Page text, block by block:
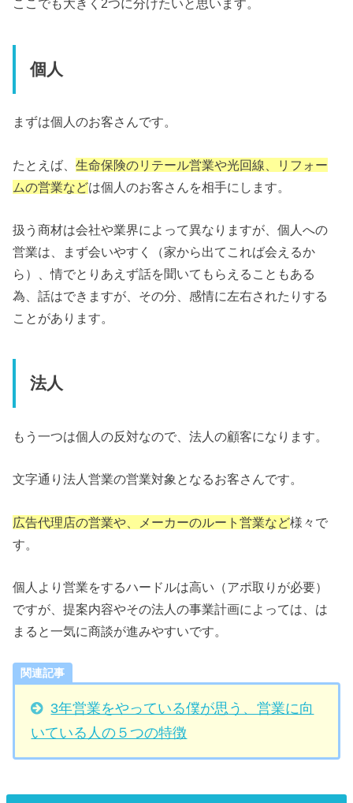
ここでも大きく2つに分けたいと思います。
個人
まずは個人のお客さんです。
たとえば、生命保険のリテール営業や光回線、リフォー
ムの営業などは個人のお客さんを相手にします。
扱う商材は会社や業界によって異なりますが、個人への
営業は、まず会いやすく（家から出てこれば会えるか
ら）、情でとりあえず話を聞いてもらえることもある
為、話はできますが、その分、感情に左右されたりする
ことがあります。
法人
もう一つは個人の反対なので、法人の顧客になります。
文字通り法人営業の営業対象となるお客さんです。
広告代理店の営業や、メーカーのルート営業など様々で
す。
個人より営業をするハードルは高い（アポ取りが必要）
ですが、提案内容やその法人の事業計画によっては、は
まると一気に商談が進みやすいです。
関連記事
3年営業をやっている僕が思う、営業に向
いている人の５つの特徴